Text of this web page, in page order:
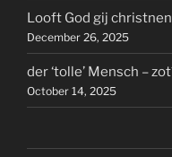
Looft God gij
December 26, 2025
der ‘tolle’ Mensch –
October 14, 2025